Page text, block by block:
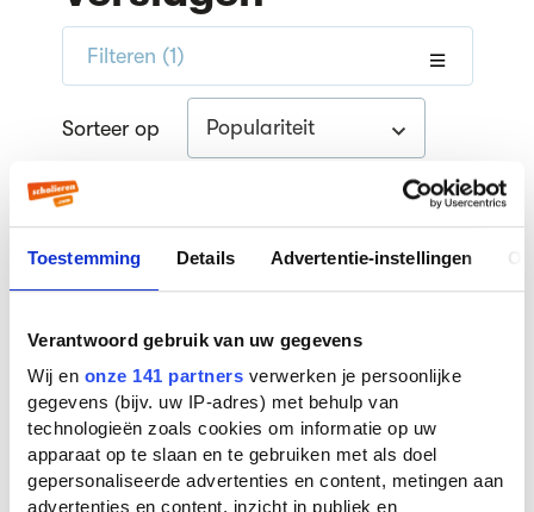
Toestemming Details Advertentie-instellingen
Verantwoord gebruik van uw gegevens
Wij en onze 141 partners verwerken je persoonlijke
gegevens (bijv. uw IP-adres) met behulp van
technologieën zoals cookies om informatie op uw
apparaat op te slaan en te gebruiken met als doel
gepersonaliseerde advertenties en content, metingen aan
advertenties en content, inzicht in publiek en
Filteren (1)
Sorteer op Populariteit
World Trade Center (2006)
Filmverslag CKV door een scholier